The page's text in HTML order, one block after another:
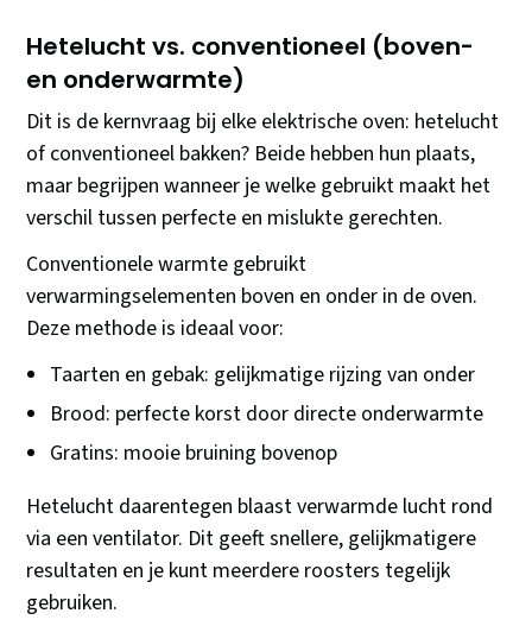
Hetelucht vs. conventioneel (boven-
en onderwarmte)
Dit is de kernvraag bij elke elektrische oven: hetelucht
of conventioneel bakken? Beide hebben hun plaats,
maar begrijpen wanneer je welke gebruikt maakt het
verschil tussen perfecte en mislukte gerechten.
Conventionele warmte gebruikt
verwarmingselementen boven en onder in de oven.
Deze methode is ideaal voor:
Taarten en gebak: gelijkmatige rijzing van onder
Brood: perfecte korst door directe onderwarmte
Gratins: mooie bruining bovenop
Hetelucht daarentegen blaast verwarmde lucht rond
via een ventilator. Dit geeft snellere, gelijkmatigere
resultaten en je kunt meerdere roosters tegelijk
gebruiken.